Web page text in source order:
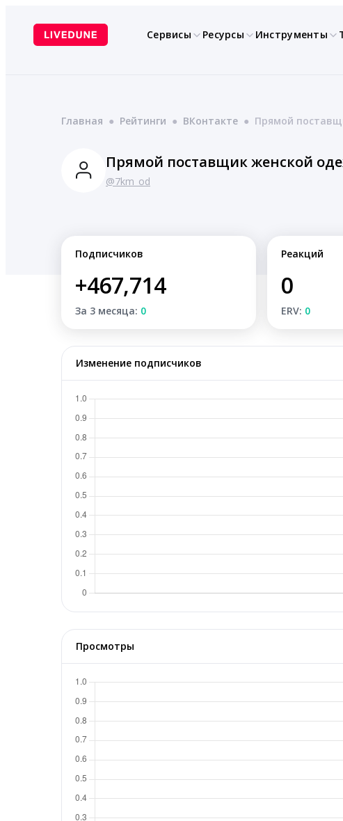
содержимому
Сервисы Ресурсы Инструменты
Главная ● Рейтинги ● ВКонтакте ● Прямой
Прямой поставщик женской
@7km_od
Подписчиков
+467,714
За 3 месяца: 0
Реакций
0
ERV: 0
Изменение подписчиков
Просмотры